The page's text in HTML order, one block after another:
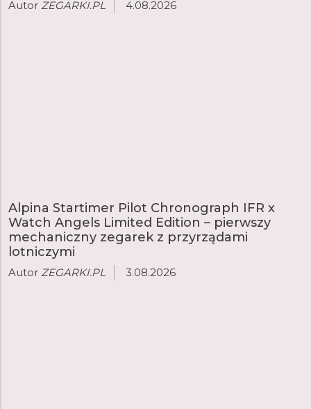
Autor ZEGARKI.PL 4.08.2026
Alpina Startimer Pilot Chronograph IFR x
Watch Angels Limited Edition – pierwszy
mechaniczny zegarek z przyrządami
lotniczymi
Autor ZEGARKI.PL 3.08.2026